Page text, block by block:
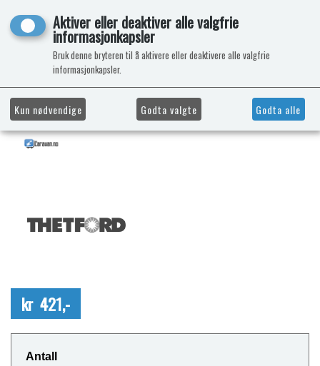
kr 421,-
Antall
Aktiver eller deaktiver alle valgfrie
informasjonkapsler
Bruk denne bryteren til å aktivere eller deaktivere alle valgfrie
informasjonkapsler.
Kun nødvendige Godta valgte Godta alle